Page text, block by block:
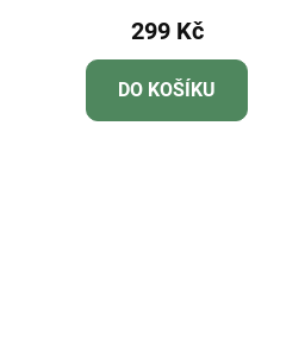
299 Kč
DO KOŠÍKU